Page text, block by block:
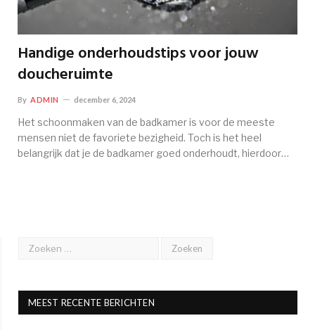
Handige onderhoudstips voor jouw
doucheruimte
By ADMIN december 6, 2024
Het schoonmaken van de badkamer is voor de meeste
mensen niet de favoriete bezigheid. Toch is het heel
belangrijk dat je de badkamer goed onderhoudt, hierdoor…
MEEST RECENTE BERICHTEN